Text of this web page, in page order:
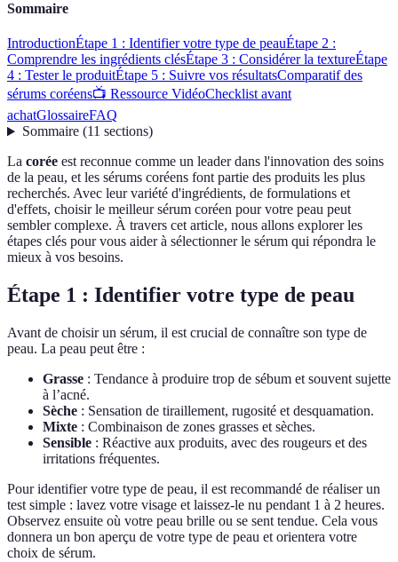
Sommaire
IntroductionÉtape 1 : Identifier votre type de peauÉtape 2 :
Comprendre les ingrédients clésÉtape 3 : Considérer la textureÉtape
4 : Tester le produitÉtape 5 : Suivre vos résultatsComparatif des
sérums coréens📺 Ressource VidéoChecklist avant
achatGlossaireFAQ
Sommaire(11 sections)
La corée est reconnue comme un leader dans l'innovation des soins
de la peau, et les sérums coréens font partie des produits les plus
recherchés. Avec leur variété d'ingrédients, de formulations et
d'effets, choisir le meilleur sérum coréen pour votre peau peut
sembler complexe. À travers cet article, nous allons explorer les
étapes clés pour vous aider à sélectionner le sérum qui répondra le
mieux à vos besoins.
Étape 1 : Identifier votre type de peau
Avant de choisir un sérum, il est crucial de connaître son type de
peau. La peau peut être :
Grasse : Tendance à produire trop de sébum et souvent sujette
à l’acné.
Sèche : Sensation de tiraillement, rugosité et desquamation.
Mixte : Combinaison de zones grasses et sèches.
Sensible : Réactive aux produits, avec des rougeurs et des
irritations fréquentes.
Pour identifier votre type de peau, il est recommandé de réaliser un
test simple : lavez votre visage et laissez-le nu pendant 1 à 2 heures.
Observez ensuite où votre peau brille ou se sent tendue. Cela vous
donnera un bon aperçu de votre type de peau et orientera votre
choix de sérum.